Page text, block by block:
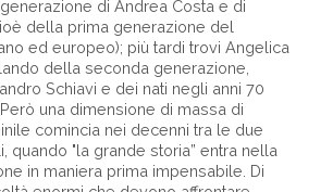
di Andrea Costa e di
della prima generazione del
ed europeo); più tardi trovi Angelica
della seconda generazione,
Schiavi e dei nati negli anni 70
una dimensione di massa di
comincia nei decenni tra le due
quando "la grande storia” entra nella
in maniera prima impensabile. Di